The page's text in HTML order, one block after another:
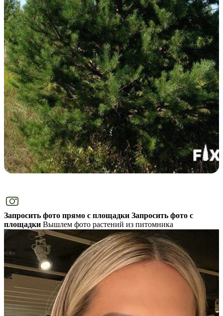
Запросить фото прямо с площадки Запросить фото с
площадки Вышлем фото растений из питомника